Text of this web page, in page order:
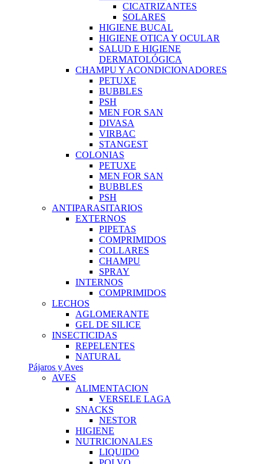
CICATRIZANTES
SOLARES
HIGIENE BUCAL
HIGIENE OTICA Y OCULAR
SALUD E HIGIENE
DERMATOLÓGICA
CHAMPU Y ACONDICIONADORES
PETUXE
BUBBLES
PSH
MEN FOR SAN
DIVASA
VIRBAC
STANGEST
COLONIAS
PETUXE
MEN FOR SAN
BUBBLES
PSH
ANTIPARASITARIOS
EXTERNOS
PIPETAS
COMPRIMIDOS
COLLARES
CHAMPU
SPRAY
INTERNOS
COMPRIMIDOS
LECHOS
AGLOMERANTE
GEL DE SILICE
INSECTICIDAS
REPELENTES
NATURAL
Pájaros y Aves
AVES
ALIMENTACION
VERSELE LAGA
SNACKS
NESTOR
HIGIENE
NUTRICIONALES
LIQUIDO